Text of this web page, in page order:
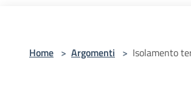
Home > Argomenti > Isolamento